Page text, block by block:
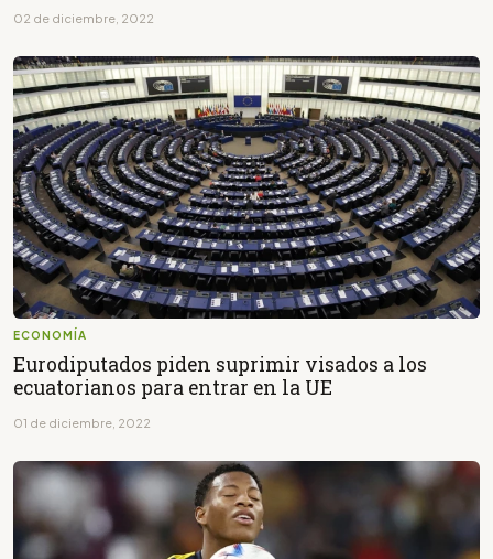
02 de diciembre, 2022
ECONOMÍA
Eurodiputados piden suprimir visados a los
ecuatorianos para entrar en la UE
01 de diciembre, 2022